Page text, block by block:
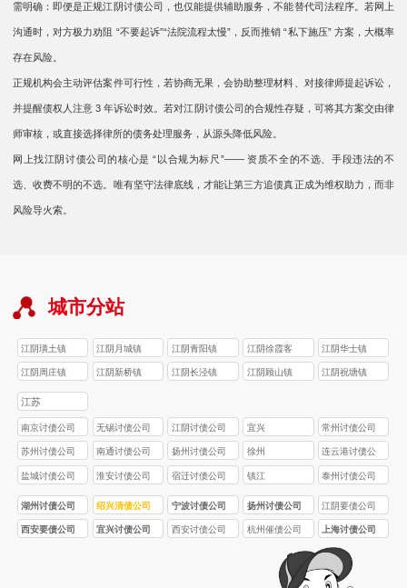
需明确：即便是正规江阴讨债公司，也仅能提供辅助服务，不能替代司法程序。若网上
沟通时，对方极力劝阻 “不要起诉”“法院流程太慢”，反而推销 “私下施压” 方案，大概率
存在风险。
正规机构会主动评估案件可行性，若协商无果，会协助整理材料、对接律师提起诉讼，
并提醒债权人注意 3 年诉讼时效。若对江阴讨债公司的合规性存疑，可将其方案交由律
师审核，或直接选择律所的债务处理服务，从源头降低风险。
网上找江阴讨债公司的核心是 “以合规为标尺”—— 资质不全的不选、手段违法的不
选、收费不明的不选。唯有坚守法律底线，才能让第三方追债真正成为维权助力，而非
风险导火索。
城市分站
江阴璜土镇 江阴月城镇 江阴青阳镇 江阴徐霞客 江阴华士镇
江阴周庄镇 江阴新桥镇 江阴长泾镇 江阴顾山镇 江阴祝塘镇
江苏
南京讨债公司 无锡讨债公司 江阴讨债公司 宜兴 常州讨债公司
苏州讨债公司 南通讨债公司 扬州讨债公司 徐州
连云港讨债公
司
盐城讨债公司 淮安讨债公司 宿迁讨债公司 镇江 泰州讨债公司
湖州讨债公司 绍兴清债公司 宁波讨债公司 扬州讨债公司 江阴要债公司
西安要债公司 宜兴讨债公司 西安讨债公司 杭州催债公司 上海讨债公司